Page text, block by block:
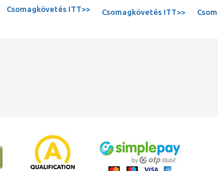
Csomagkövetés ITT>> Csomagkövetés ITT>>